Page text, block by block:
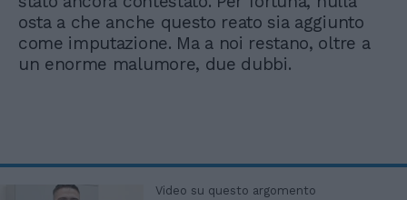
osta a che anche questo reato sia aggiunto
come imputazione. Ma a noi restano, oltre a
un enorme malumore, due dubbi.
Video su questo argomento